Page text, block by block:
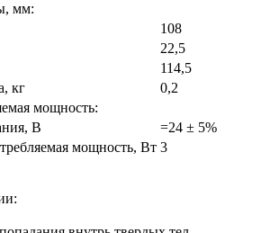
мм:
108
22,5
114,5
кг
0,2
мощность:
В
=24 ± 5%
мощность, Вт 3